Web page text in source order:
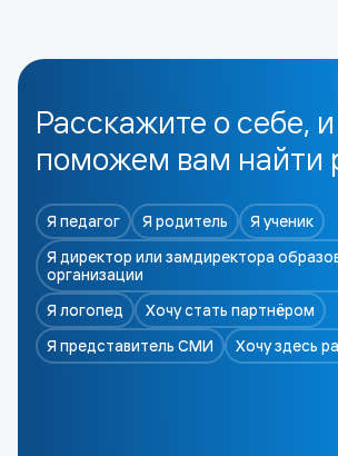
Расскажите о себе,
поможем вам найти
Я педагог Я родитель
Я ученик
Я директор или замдиректора
организации
Я логопед
Хочу стать партнёром
Я представитель СМИ
Хочу здесь